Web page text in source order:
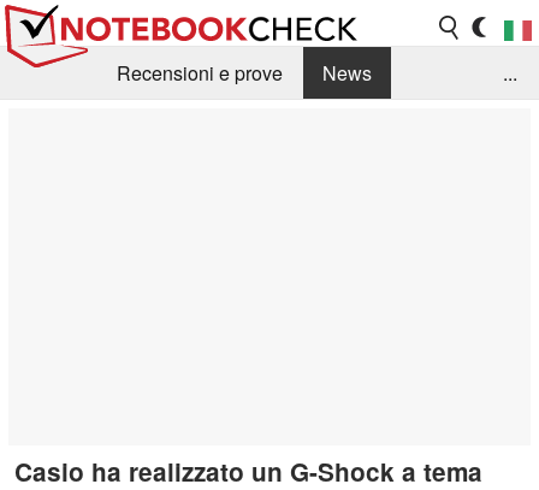
Recensioni e prove
News
...
Casio ha realizzato un G-Shock a tema